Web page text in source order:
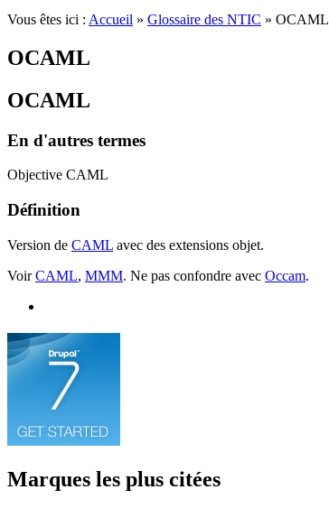
Vous êtes ici : Accueil » Glossaire des NTIC » OCAML
OCAML
OCAML
En d'autres termes
Objective CAML
Définition
Version de CAML avec des extensions objet.
VoirCAML, MMM. Ne pas confondre avec Occam.
Marques les plus citées